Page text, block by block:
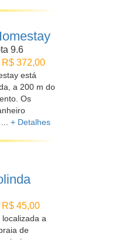
9.6
R$ 372,00
está
a 200 m do
Os
+ Detalhes
R$ 45,00
a
de